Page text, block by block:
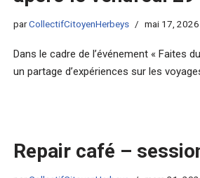
parCollectifCitoyenHerbeys mai 17, 2026
Dans le cadre de l’événement « Faites
un partage d’expériences sur les
Repair café –